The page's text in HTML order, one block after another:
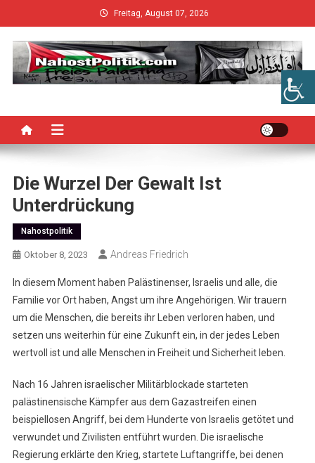
to
content
Freitag, August 07, 2026
Die Wurzel Der Gewalt Ist
Unterdrückung
Nahostpolitik
Oktober 8, 2023 Andreas Friedrich
In diesem Moment haben Palästinenser, Israelis und alle, die
Familie vor Ort haben, Angst um ihre Angehörigen. Wir trauern
um die Menschen, die bereits ihr Leben verloren haben, und
setzen uns weiterhin für eine Zukunft ein, in der jedes Leben
wertvoll ist und alle Menschen in Freiheit und Sicherheit leben.
Nach 16 Jahren israelischer Militärblockade starteten
palästinensische Kämpfer aus dem Gazastreifen einen
beispiellosen Angriff, bei dem Hunderte von Israelis getötet und
verwundet und Zivilisten entführt wurden. Die israelische
Regierung erklärte den Krieg, startete Luftangriffe, bei denen